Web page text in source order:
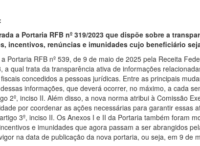
a Portaria RFB nº 319/2023 que dispõe sobre a
incentivos, renúncias e imunidades cujo beneficiário
Portaria RFB nº 539, de 9 de maio de 2025 pela Receita
a qual trata da transparência ativa de informações
concedidos a pessoas jurídicas. Entre as principais
informações, que deverá ocorrer, no máximo, a cada
2º, inciso II. Além disso, a nova norma atribui à Comissão
por coordenar as ações necessárias para garantir essas
3º, inciso II. Os Anexos I e II da Portaria também foram
e imunidades que agora passam a ser abrangidos
na data de publicação da nova portaria, ou seja, em 9 de